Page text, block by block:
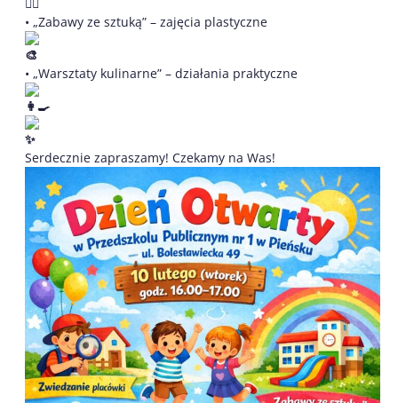
• „Zabawy ze sztuką” – zajęcia plastyczne
• „Warsztaty kulinarne” – działania praktyczne
Serdecznie zapraszamy! Czekamy na Was!